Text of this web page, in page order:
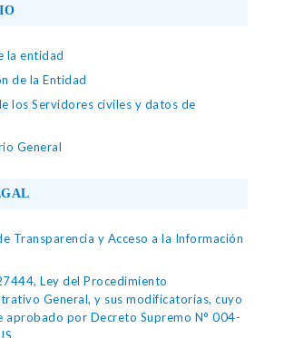
la entidad
de la Entidad
los Servidores civiles y datos de
General
Transparencia y Acceso a la Información
Ley del Procedimiento
General, y sus modificatorias, cuyo
aprobado por Decreto Supremo N° 004-